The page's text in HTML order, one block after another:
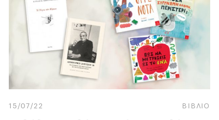
15/07/22 ΒΙΒΛΙΟ